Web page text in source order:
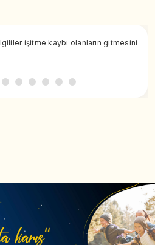
işitme kaybı olanların gitmesini